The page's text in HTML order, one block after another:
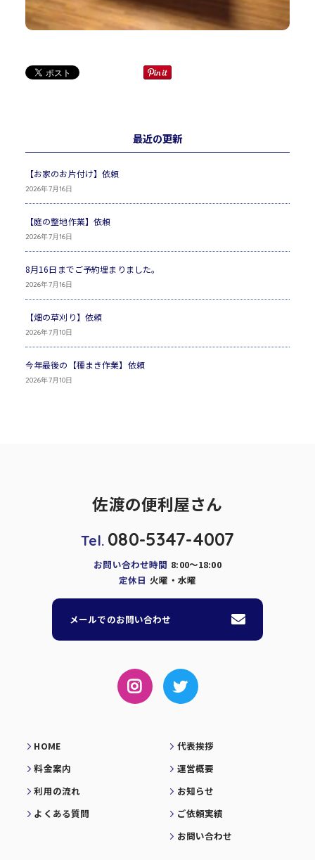
最近の更新
【お家のお片付け】依頼
2026年7月16日
【庭の整地作業】依頼
2026年7月16日
8月16日までご予約埋まりました。
2026年7月16日
【畑の草刈り】依頼
2026年7月10日
今年最後の【種まき作業】依頼
2026年7月10日
佐渡の便利屋さん
Tel. 080-5347-4007
お問い合わせ時間 8:00～18:00
定休日 火曜・水曜
メールでのお問い合わせ
HOME
料金案内
利用の流れ
よくある質問
代表挨拶
運営概要
お知らせ
ご依頼実績
お問い合わせ